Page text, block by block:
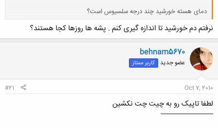
دمای هسته خورشید چند درجه سلسیوس است؟
کلیک کنید تا باز شود...
نرفتم دم خورشید تا اندازه گیری کنم . پشه ها روزها کجا هستند؟
behnam5670
عضو جدید کاربر ممتاز
Oct 7, 2010
#21
لطفا تاپیک رو به چیت چت نکشین
---------------------------